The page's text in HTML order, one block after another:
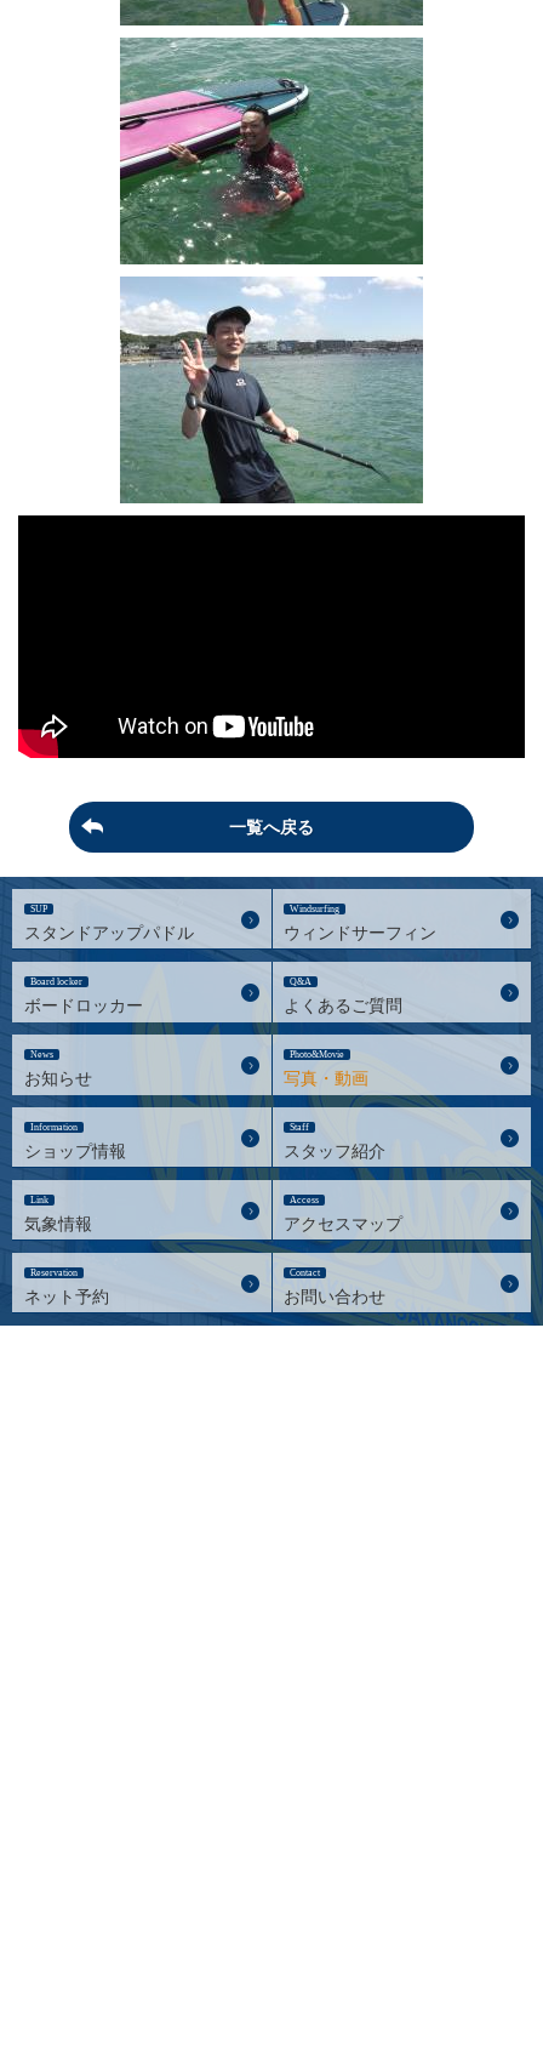
一覧へ戻る
SUP
スタンドアップパドル
Windsurfing
ウィンドサーフィン
Board locker
ボードロッカー
Q&A
よくあるご質問
News
お知らせ
Photo&Movie
写真・動画
Information
ショップ情報
Staff
スタッフ紹介
Link
気象情報
Access
アクセスマップ
Reservation
ネット予約
Contact
お問い合わせ